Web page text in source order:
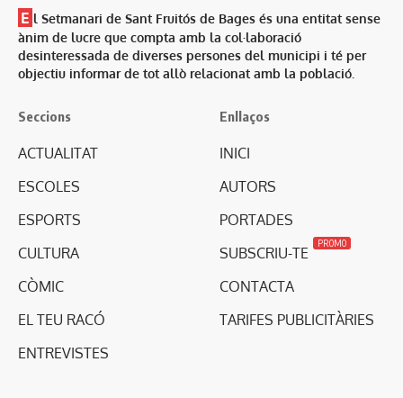
E l Setmanari de Sant Fruitós de Bages és una entitat sense
ànim de lucre que compta amb la col·laboració
desinteressada de diverses persones del municipi i té per
objectiu informar de tot allò relacionat amb la població.
Seccions
ACTUALITAT
ESCOLES
ESPORTS
CULTURA
CÒMIC
EL TEU RACÓ
ENTREVISTES
Enllaços
INICI
AUTORS
PORTADES
SUBSCRIU-TE
PROMO
CONTACTA
TARIFES PUBLICITÀRIES